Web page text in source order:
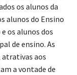
os alunos da
alunos do Ensino
os alunos dos
de ensino. As
atrativas aos
a vontade de